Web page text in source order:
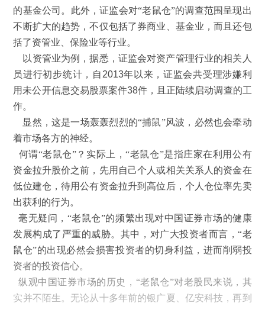
的基金公司。此外，证监会对“老鼠仓”的调查范围呈现出
不断扩大的趋势，不仅包括了券商业、基金业，而且还包
括了资管业、保险业等行业。
以资管业为例，据悉，证监会对资产管理行业的相关人
员进行初步统计，自 2013年以来，证监会共受理涉嫌利
用未公开信息交易股票案件38件，且正陆续启动调查的工
作。
显然，这是一场轰轰烈烈的“捕鼠”风波，必然也会牵动
着市场各方的神经。
何谓“老鼠仓”？实际上，“老鼠仓”是指庄家在利用公有
资金拉升股价之前，先用自己个人或相关关系人的资金在
低位建仓，待用公有资金拉升到高位后，个人仓位率先卖
出获利的行为。
毫无疑问，“老鼠仓”的频繁出现对中国证券市场的健康
发展构成了严重的威胁。其中，对广大投资者而言，“老
鼠仓”的出现必然会损害投资者的切身利益，进而削弱投
资者的投资信心。
纵观中国证券市场的历史，“老鼠仓”对老股民来说，其
实并不陌生。无论从十多年前的银广夏、亿安科技，再到